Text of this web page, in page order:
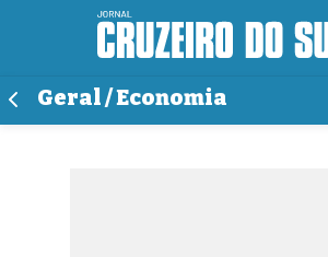
Geral / Economia